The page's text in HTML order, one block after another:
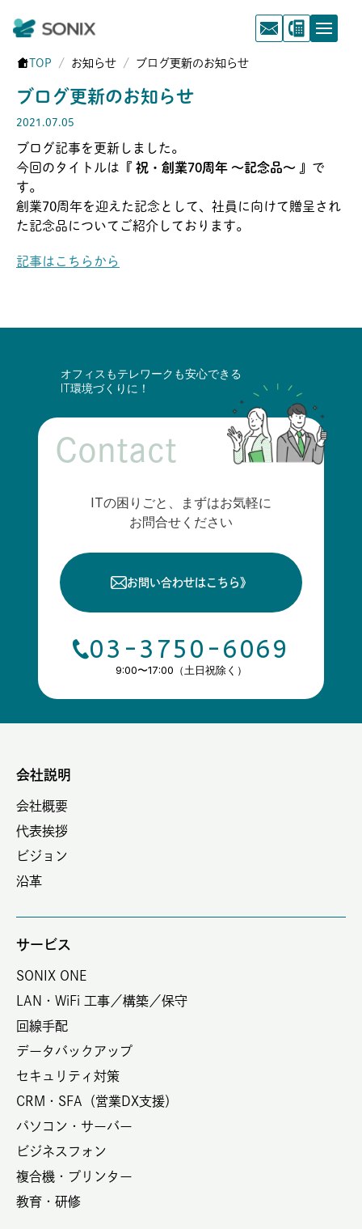
TOP お知らせ ブログ更新のお知らせ
ブログ更新のお知らせ
2021.07.05
ブログ記事を更新しました。
今回のタイトルは
『 祝・創業70周年 ～記念品～ 』 で
す。
創業70周年を迎えた記念として、社員に向けて贈呈され
た記念品についてご紹介しております。
記事はこちらから
オフィスもテレワークも安心できる
IT環境づくりに！
Contact
ITの困りごと、まずはお気軽に
お問合せください
お問い合わせはこちら 》
03-3750-6069
9:00〜17:00（土日祝除く）
会社説明
会社概要
代表挨拶
ビジョン
沿革
サービス
SONIX ONE
LAN・WiFi 工事／構築／保守
回線手配
データバックアップ
セキュリティ対策
CRM・SFA（営業DX支援）
パソコン・サーバー
ビジネスフォン
複合機・プリンター
教育・研修